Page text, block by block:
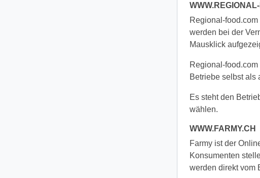
Regional-
werden bei der
Mausklick
Regional-
Betriebe selbst als
Es steht den
wählen.
WWW.FARMY.CH
Farmy ist der
Konsumenten
werden direkt vom